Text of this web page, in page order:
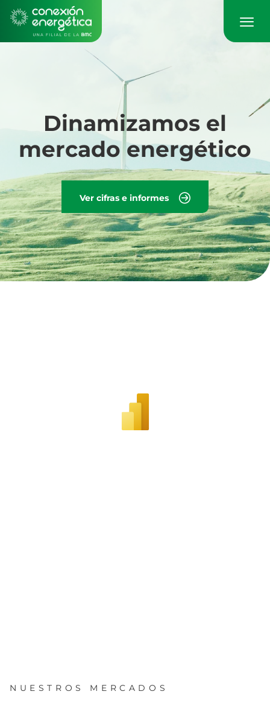
Pasar
contenido
Dinamizamos el
mercado energético
Ver cifras e informes
NUESTROS MERCADOS